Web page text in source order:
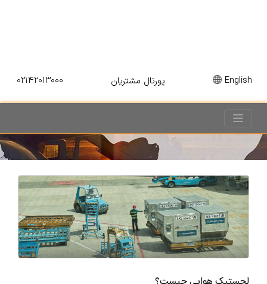
English پورتال مشتریان ۰۲۱۴۲۰۱۳۰۰۰